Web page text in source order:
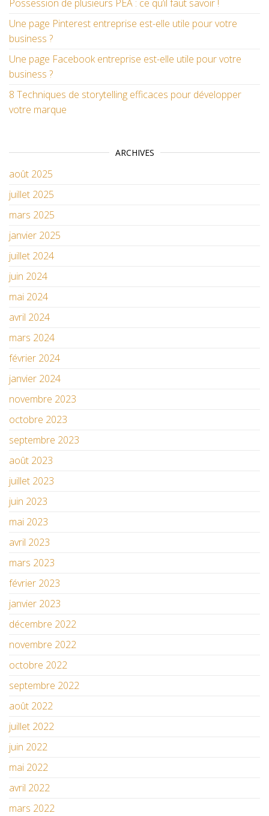
Possession de plusieurs PEA : ce qu’il faut savoir !
Une page Pinterest entreprise est-elle utile pour votre
business ?
Une page Facebook entreprise est-elle utile pour votre
business ?
8 Techniques de storytelling efficaces pour développer
votre marque
ARCHIVES
août 2025
juillet 2025
mars 2025
janvier 2025
juillet 2024
juin 2024
mai 2024
avril 2024
mars 2024
février 2024
janvier 2024
novembre 2023
octobre 2023
septembre 2023
août 2023
juillet 2023
juin 2023
mai 2023
avril 2023
mars 2023
février 2023
janvier 2023
décembre 2022
novembre 2022
octobre 2022
septembre 2022
août 2022
juillet 2022
juin 2022
mai 2022
avril 2022
mars 2022